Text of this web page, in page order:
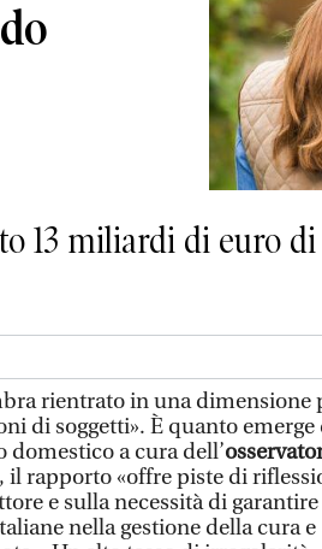
13 miliardi di euro
rientrato in una dimensione
di soggetti». È quanto emerge
a cura dell’
il rapporto «offre piste di
e sulla necessità di
nella gestione della cura e